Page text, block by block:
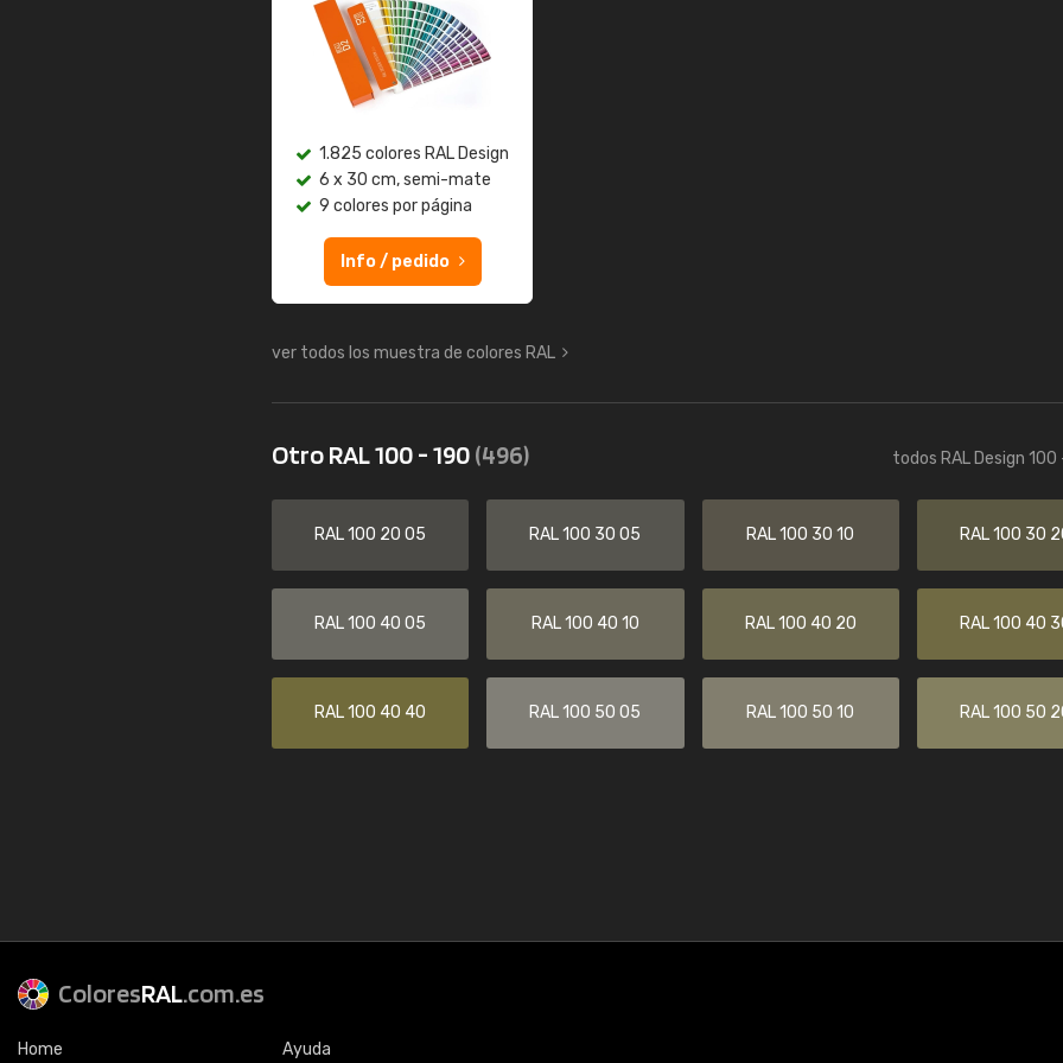
1.825 colores RAL Design
6 x 30 cm, semi-mate
9 colores por página
Info / pedido
ver todos los muestra de colores RAL
Otro RAL 100 - 190(496) todos RAL Design 100
RAL 100 20 05 RAL 100 30 05 RAL 100 30 10 RAL 100 30
RAL 100 40 05 RAL 100 40 10 RAL 100 40 20 RAL 100 40
RAL 100 40 40 RAL 100 50 05 RAL 100 50 10 RAL 100 50
ColoresRAL.com.es
Home Ayuda